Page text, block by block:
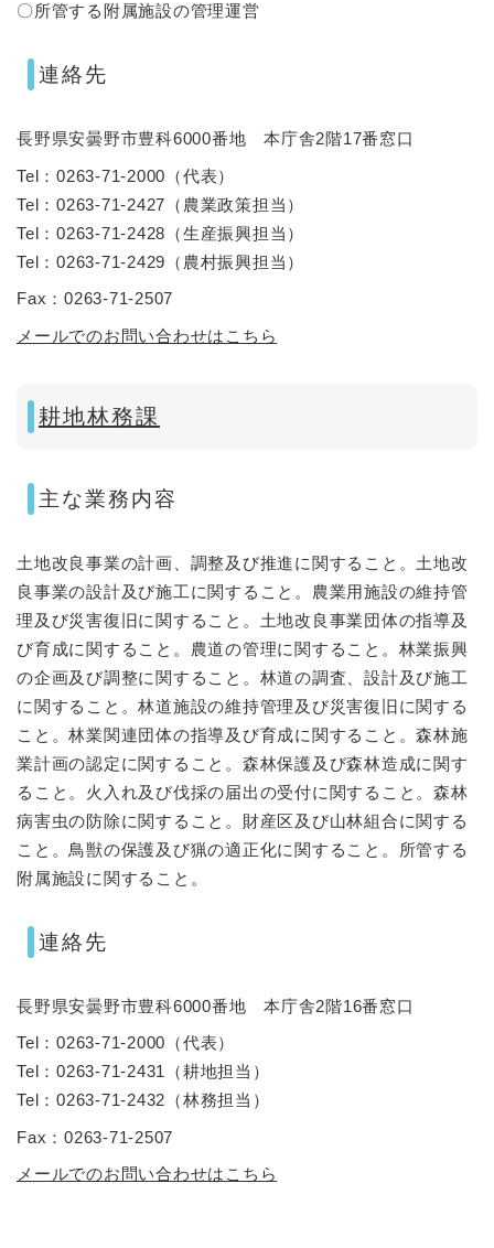
〇所管する附属施設の管理運営
連絡先
長野県安曇野市豊科6000番地 本庁舎2階17番窓口
Tel：0263-71-2000 （代表）
Tel：0263-71-2427 （ 農業政策担当 ）
Tel：0263-71-2428 （生産振興担当 ）
Tel：0263-71-2429 （ 農村振興担当 ）
Fax：0263-71-2507
メールでのお問い合わせはこちら
耕地林務課
主な業務内容
土地改良事業の計画、調整及び推進に関すること。土地改
良事業の設計及び施工に関すること。農業用施設の維持管
理及び災害復旧に関すること。土地改良事業団体の指導及
び育成に関すること。農道の管理に関すること。林業振興
の企画及び調整に関すること。林道の調査、設計及び施工
に関すること。林道施設の維持管理及び災害復旧に関する
こと。林業関連団体の指導及び育成に関すること。森林施
業計画の認定に関すること。森林保護及び森林造成に関す
ること。火入れ及び伐採の届出の受付に関すること。森林
病害虫の防除に関すること。財産区及び山林組合に関する
こと。鳥獣の保護及び猟の適正化に関すること。所管する
附属施設に関すること。
連絡先
長野県安曇野市豊科6000番地 本庁舎2階16番窓口
Tel：0263-71-2000 （代表）
Tel：0263-71-2431
（耕地担当 ）
Tel：0263-71-2432 （林務担当 ）
Fax：0263-71-2507
メールでのお問い合わせはこちら